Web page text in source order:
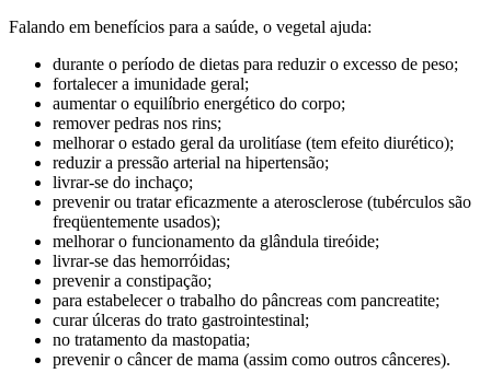
Falando em benefícios para a saúde, o vegetal ajuda:
durante o período de dietas para reduzir o excesso de peso;
fortalecer a imunidade geral;
aumentar o equilíbrio energético do corpo;
remover pedras nos rins;
melhorar o estado geral da urolitíase (tem efeito diurético);
reduzir a pressão arterial na hipertensão;
livrar-se do inchaço;
prevenir ou tratar eficazmente a aterosclerose (tubérculos são
freqüentemente usados);
melhorar o funcionamento da glândula tireóide;
livrar-se das hemorróidas;
prevenir a constipação;
para estabelecer o trabalho do pâncreas com pancreatite;
curar úlceras do trato gastrointestinal;
no tratamento da mastopatia;
prevenir o câncer de mama (assim como outros cânceres).